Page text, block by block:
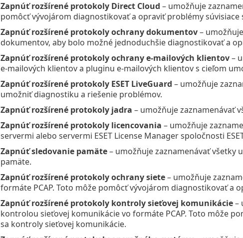
Zapnúť rozšírené protokoly Direct Cloud – umožňuje
pomôcť vývojárom diagnostikovať a opraviť problémy súvisiace
Zapnúť rozšírené protokoly ochrany dokumentov–
dokumentov, aby bolo možné jednoduchšie diagnostikovať a
Zapnúť rozšírené protokoly ochrany e‑mailových klientov–
e‑mailových klientov a pluginu e‑mailových klientov s cieľom
Zapnúť rozšírené protokoly ESET LiveGuard – umožňuje
umožniť diagnostiku a riešenie problémov.
Zapnúť rozšírené protokoly jadra – umožňuje zaznamenávať
Zapnúť rozšírené protokoly licencovania – umožňuje
servermi alebo servermi ESET License Manager spoločnosti
Zapnúť sledovanie pamäte– umožňuje zaznamenávať všetky
pamäte.
Zapnúť rozšírené protokoly ochrany siete– umožňuje
formáte PCAP. Toto môže pomôcť vývojárom diagnostikovať a
Zapnúť rozšírené protokoly kontroly sieťovej komunikácie–
kontrolou sieťovej komunikácie vo formáte PCAP. Toto môže
sa kontroly sieťovej komunikácie.